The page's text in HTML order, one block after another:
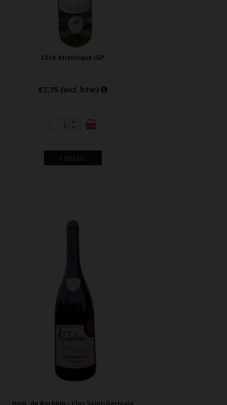
Côté Atlantique IGP
€7,75 (incl. btw)
details